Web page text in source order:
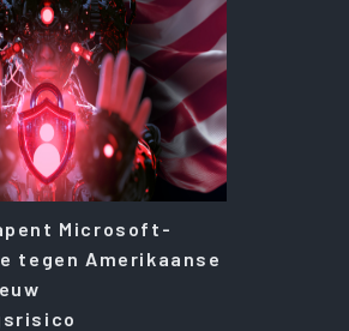
Microsoft-
tegen Amerikaanse